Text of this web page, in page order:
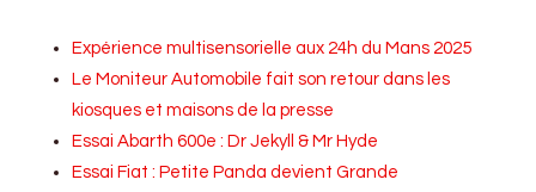
Expérience multisensorielle aux 24h du Mans 2025
Le Moniteur Automobile fait son retour dans les
kiosques et maisons de la presse
Essai Abarth 600e : Dr Jekyll & Mr Hyde
Essai Fiat : Petite Panda devient Grande